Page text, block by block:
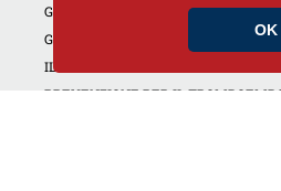
OK
GIORNATE DEDICATE
GOLF4HEART
IL CUORE DI TUTTI
PREVENZIONE PER IL